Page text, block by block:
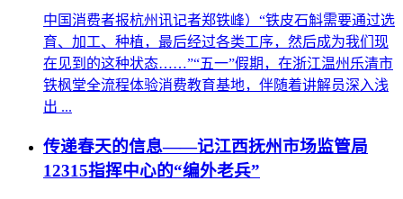
中国消费者报杭州讯记者郑铁峰）“铁皮石斛需要通过选
育、加工、种植，最后经过各类工序，然后成为我们现
在见到的这种状态……”“五一”假期，在浙江温州乐清市
铁枫堂全流程体验消费教育基地，伴随着讲解员深入浅
出 ...
传递春天的信息——记江西抚州市场监管局
12315指挥中心的“编外老兵”